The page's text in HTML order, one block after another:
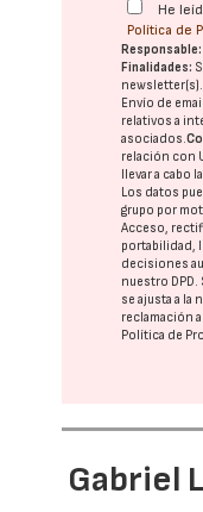
He
Política de
Responsable:
Finalidades:
Envío de
relativos a
asociados.
relación con
llevar a
Los datos
grupo por
Acceso,
portabilidad,
decisiones
nuestro DPD.
se ajusta a la
reclamación
Política de
Gabriel